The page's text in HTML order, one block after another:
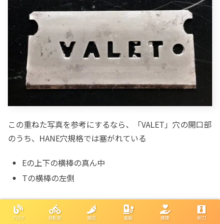
この重ねた写真を参考にするなら、「VALET」穴の開口部
のうち、HANE穴規格では塞がれている
Eの上下の横棒の真ん中
Tの横棒の左側
の箇所がパンチされているVALET AutoStrop本体にはハ
イステンレスが正しく装着できない可能性がある
、と考え
ブログ 自転車 園芸 電脳 健康 剃刀